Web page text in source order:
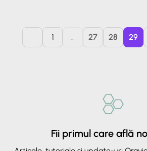
1 27 28 29
Fii primul care află